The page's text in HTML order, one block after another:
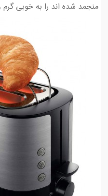
منجمد شده اند را به خوبی